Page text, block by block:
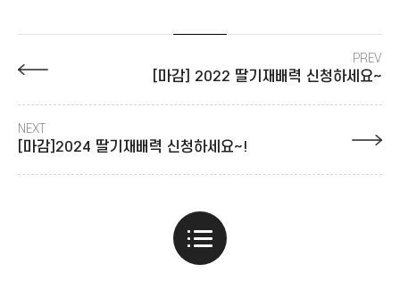
PREV
[마감] 2022 딸기재배력 신청하세요~
NEXT
[마감]2024 딸기재배력 신청하세요~!